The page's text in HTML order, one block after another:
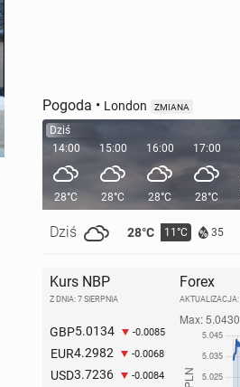
Pogoda • London ZMIANA
Dziś
14:00
28°C
Dziś 28°C 11°C 35
15:00
28°C
16:00
28°C
17:00
28°C
Kurs NBP
Z DNIA: 7 SIERPNIA
GBP5.0134 -0.0085
EUR4.2982 -0.0068
USD3.7236 -0.0084
Forex
AKTUALIZACJA: